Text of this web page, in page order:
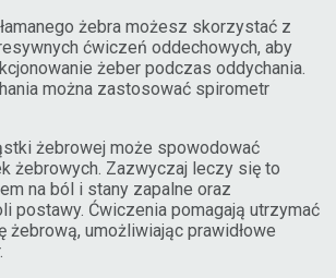
żebra możesz skorzystać z
ćwiczeń oddechowych, aby
żeber podczas oddychania.
można zastosować spirometr
żebrowej może spowodować
żebrowych. Zazwyczaj leczy się to
na ból i stany zapalne oraz
postawy. Ćwiczenia pomagają utrzymać
żebrową, umożliwiając prawidłowe